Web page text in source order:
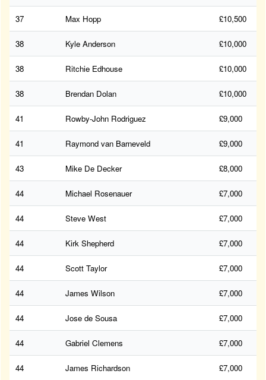
37 Max Hopp £10,500
38 Kyle Anderson £10,000
38 Ritchie Edhouse £10,000
38 Brendan Dolan £10,000
41 Rowby-John Rodriguez £9,000
41 Raymond van Barneveld £9,000
43 Mike De Decker £8,000
44 Michael Rosenauer £7,000
44 Steve West £7,000
44 Kirk Shepherd £7,000
44 Scott Taylor £7,000
44 James Wilson £7,000
44 Jose de Sousa £7,000
44 Gabriel Clemens £7,000
44 James Richardson £7,000